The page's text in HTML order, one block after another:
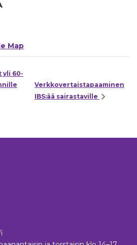
Map
yli 60-
Verkkovertaistapaaminen
IBS:ää sairastaville